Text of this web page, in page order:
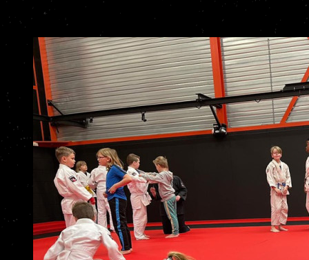
Plezier, respect en zelfvertrouwen - dat nemen ze
hun leven lang mee.